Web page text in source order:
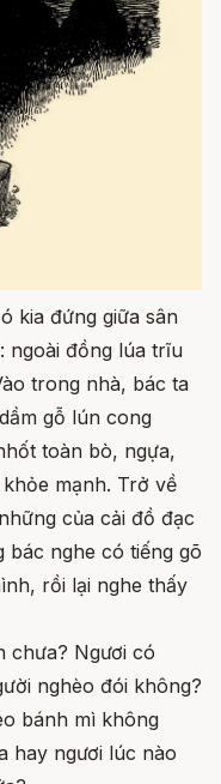
kia đứng giữa sân
ngoài đồng lúa trĩu
trong nhà, bác ta
gỗ lún cong
toàn bò, ngựa,
mạnh. Trở về
của cải đồ đạc
bác nghe có tiếng gõ
rồi lại nghe thấy
chưa? Ngươi có
nghèo đói không?
bánh mì không
hay ngươi lúc nào